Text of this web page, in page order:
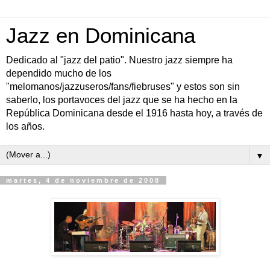
Jazz en Dominicana
Dedicado al "jazz del patio". Nuestro jazz siempre ha
dependido mucho de los
"melomanos/jazzuseros/fans/fiebruses" y estos son sin
saberlo, los portavoces del jazz que se ha hecho en la
República Dominicana desde el 1916 hasta hoy, a través de
los años.
▼
martes, 4 de noviembre de 2008